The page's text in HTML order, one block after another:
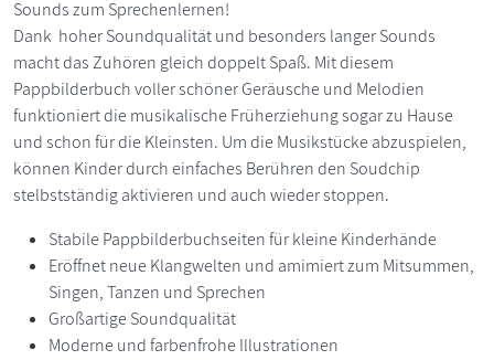
Sounds zum Sprechenlernen!
Dank hoher Soundqualität und besonders langer Sounds
macht das Zuhören gleich doppelt Spaß. Mit diesem
Pappbilderbuch voller schöner Geräusche und Melodien
funktioniert die musikalische Früherziehung sogar zu Hause
und schon für die Kleinsten. Um die Musikstücke abzuspielen,
können Kinder durch einfaches Berühren den Soudchip
stelbstständig aktivieren und auch wieder stoppen.
Stabile Pappbilderbuchseiten für kleine Kinderhände
Eröffnet neue Klangwelten und amimiert zum Mitsummen,
Singen, Tanzen und Sprechen
Großartige Soundqualität
Moderne und farbenfrohe Illustrationen